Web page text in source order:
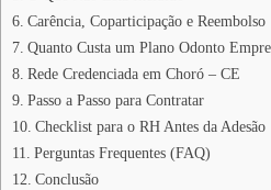
Carência, Coparticipação e Reembolso
Quanto Custa um Plano Odonto
Rede Credenciada em Choró – CE
Passo a Passo para Contratar
Checklist para o RH Antes da Adesão
Perguntas Frequentes (FAQ)
Conclusão